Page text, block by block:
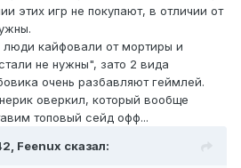
этих игр не покупают, в отличии от
кайфовали от мортиры и
не нужны", зато 2 вида
очень разбавляют геймлей.
оверкил, который вообще
топовый сейд офф...
Feenux сказал: